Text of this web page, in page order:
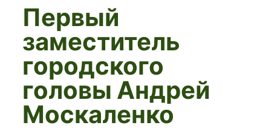
Первый
заместитель
городского
головы Андрей
Москаленко